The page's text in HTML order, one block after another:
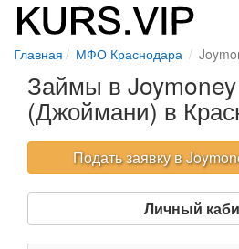
Главная МФО Краснодара
Займы в Joymoney
(Джоймани) в
Подать заявку в
Личный